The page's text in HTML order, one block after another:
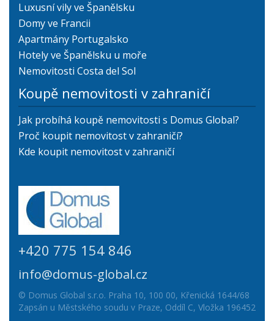
Luxusní vily ve Španělsku
Domy ve Francii
Apartmány Portugalsko
Hotely ve Španělsku u moře
Nemovitosti Costa del Sol
Koupě nemovitosti v zahraničí
Jak probíhá koupě nemovitosti s Domus Global?
Proč koupit nemovitost v zahraničí?
Kde koupit nemovitost v zahraničí
+420 775 154 846
info@domus-global.cz
© Domus Global s.r.o. Praha 10, 100 00, Křenická 1644/68
Zapsán u Městského soudu v Praze, Oddíl C, Vložka 196452